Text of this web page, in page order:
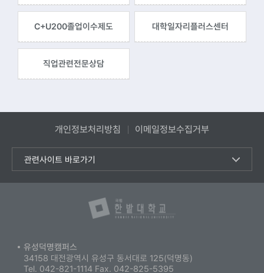
C+U200졸업이수제도 대학일자리플러스센터
직업관련전문상담
개인정보처리방침 이메일정보수집거부
관련사이트 바로가기
유성덕명캠퍼스
34158 대전광역시 유성구 동서대로 125(덕명동)
Tel. 042-821-1114 Fax. 042-825-5395